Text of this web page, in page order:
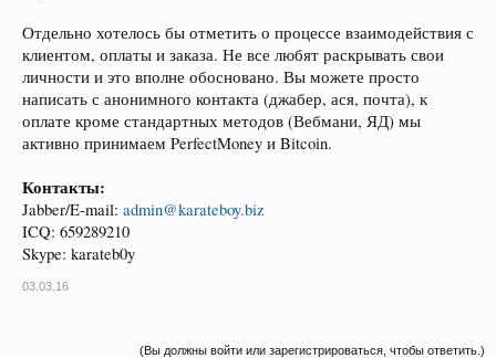
Отдельно хотелось бы отметить о процессе взаимодействия с
клиентом, оплаты и заказа. Не все любят раскрывать свои
личности и это вполне обосновано. Вы можете просто
написать с анонимного контакта (джабер, ася, почта), к
оплате кроме стандартных методов (Вебмани, ЯД) мы
активно принимаем PerfectMoney и Bitcoin.
Контакты:
Jabber/E-mail: admin@karateboy.biz
ICQ: 659289210
Skype: karateb0y
03.03.16
(Вы должны войти или зарегистрироваться, чтобы ответить.)